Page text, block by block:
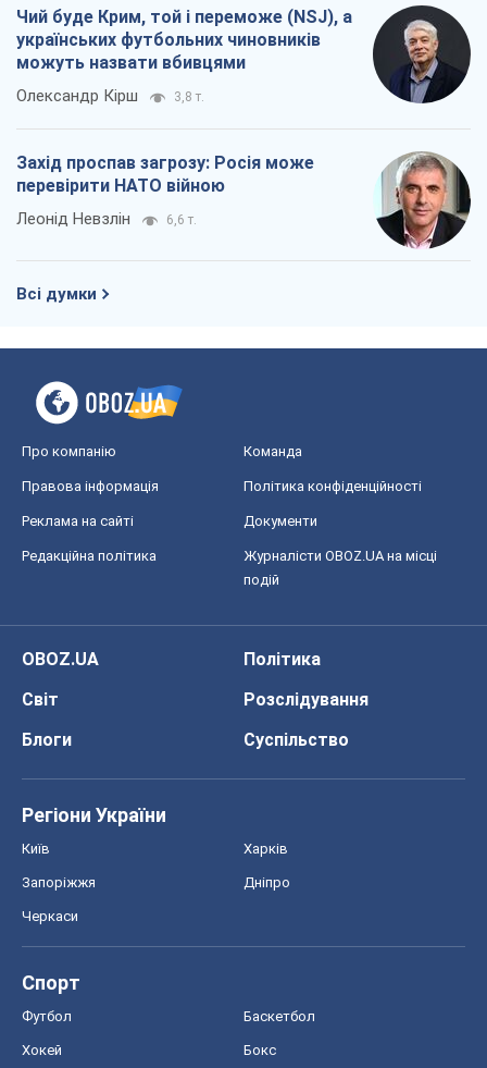
Чий буде Крим, той і переможе (NSJ), а
українських футбольних чиновників
можуть назвати вбивцями
Олександр Кірш 3,8 т.
Захід проспав загрозу: Росія може
перевірити НАТО війною
Леонід Невзлін 6,6 т.
Всі думки
Про компанію Команда
Правова інформація Політика конфіденційності
Реклама на сайті Документи
Редакційна політика
Журналісти OBOZ.UA на місці
подій
OBOZ.UA
Політика
Світ
Розслідування
Блоги
Суспільство
Регіони України
Київ Харків
Запоріжжя Дніпро
Черкаси
Спорт
Футбол Баскетбол
Хокей Бокс